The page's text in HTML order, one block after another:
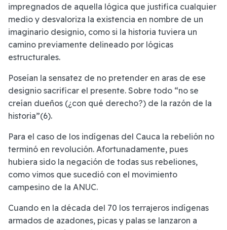
impregnados de aquella lógica que justifica cualquier
medio y desvaloriza la existencia en nombre de un
imaginario designio, como si la historia tuviera un
camino previamente delineado por lógicas
estructurales.
Poseían la sensatez de no pretender en aras de ese
designio sacrificar el presente. Sobre todo “no se
creían dueños (¿con qué derecho?) de la razón de la
historia”(6).
Para el caso de los indígenas del Cauca la rebelión no
terminó en revolución. Afortunadamente, pues
hubiera sido la negación de todas sus rebeliones,
como vimos que sucedió con el movimiento
campesino de la ANUC.
Cuando en la década del 70 los terrajeros indígenas
armados de azadones, picas y palas se lanzaron a